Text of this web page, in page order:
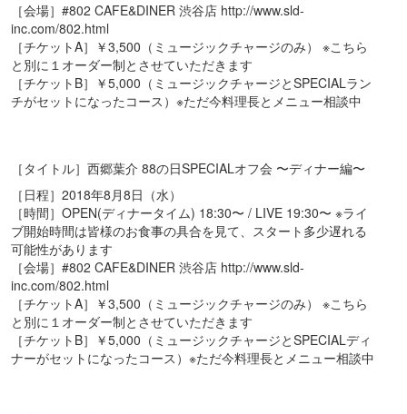
［会場］#802 CAFE&DINER 渋谷店 http://www.sld-
inc.com/802.html
［チケットA］￥3,500（ミュージックチャージのみ） ※こちら
と別に１オーダー制とさせていただきます
［チケットB］￥5,000（ミュージックチャージとSPECIALラン
チがセットになったコース）※ただ今料理長とメニュー相談中
［タイトル］西郷葉介 88の日SPECIALオフ会 〜ディナー編〜
［日程］2018年8月8日（水）
［時間］OPEN(ディナータイム) 18:30〜 / LIVE 19:30〜 ※ライ
ブ開始時間は皆様のお食事の具合を見て、スタート多少遅れる
可能性があります
［会場］#802 CAFE&DINER 渋谷店 http://www.sld-
inc.com/802.html
［チケットA］￥3,500（ミュージックチャージのみ） ※こちら
と別に１オーダー制とさせていただきます
［チケットB］￥5,000（ミュージックチャージとSPECIALディ
ナーがセットになったコース）※ただ今料理長とメニュー相談中